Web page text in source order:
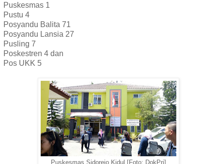
Puskesmas 1
Pustu 4
Posyandu Balita 71
Posyandu Lansia 27
Pusling 7
Poskestren 4 dan
Pos UKK 5
Puskesmas Sidorejo Kidul [Foto: DokPri]